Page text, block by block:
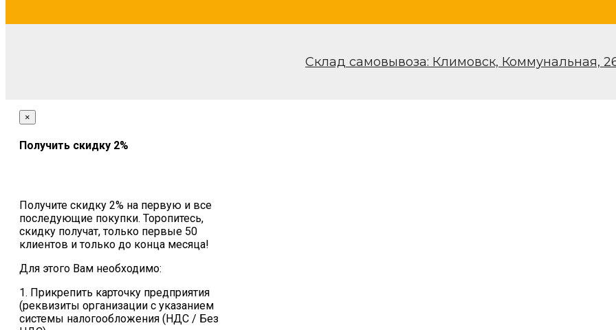
Склад самовывоза: Климовск, Коммунальная,
×
Получить скидку 2%
Получите скидку 2% на первую и все
последующие покупки. Торопитесь,
скидку получат, только первые 50
клиентов и только до конца месяца!
Для этого Вам необходимо:
1. Прикрепить карточку предприятия
(реквизиты организации с указанием
системы налогообложения (НДС / Без